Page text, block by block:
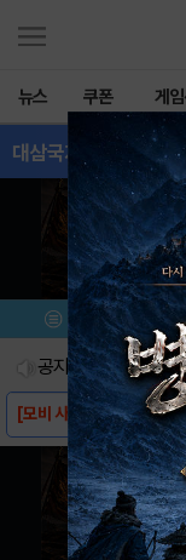
뉴스 쿠폰 게
대삼국지
메뉴
공지사항
[모비 사전예약] 대삼국지
[스크린샷] - 대삼국지
[게임소개] - 대삼국지
[다운로드링크] - 대삼국지